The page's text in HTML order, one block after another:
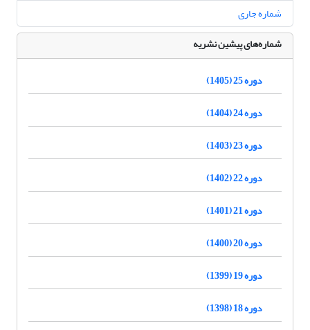
شماره جاری
شماره‌های پیشین نشریه
دوره 25 (1405)
دوره 24 (1404)
دوره 23 (1403)
دوره 22 (1402)
دوره 21 (1401)
دوره 20 (1400)
دوره 19 (1399)
دوره 18 (1398)